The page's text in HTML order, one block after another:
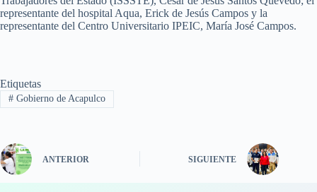
representante del hospital Aqua, Erick de Jesús Campos y la
representante del Centro Universitario IPEIC, María José Campos.
Etiquetas
#Gobierno de Acapulco
ANTERIOR SIGUIENTE